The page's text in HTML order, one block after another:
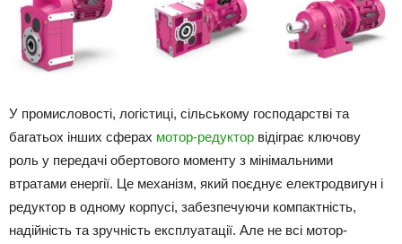
У промисловості, логістиці, сільському господарстві та
багатьох інших сферах мотор-редуктор відіграє ключову
роль у передачі обертового моменту з мінімальними
втратами енергії. Це механізм, який поєднує електродвигун і
редуктор в одному корпусі, забезпечуючи компактність,
надійність та зручність експлуатації. Але не всі мотор-